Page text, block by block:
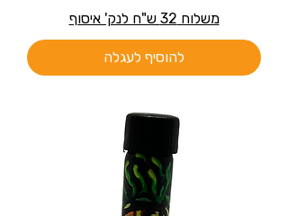
משלוח 32 ש"ח לנק' איסוף
להוסיף לעגלה